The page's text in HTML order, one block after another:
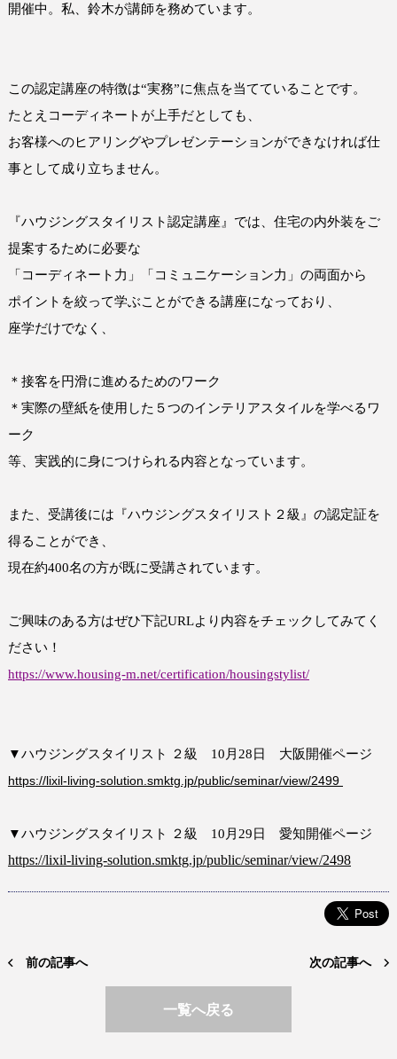
開催中。私、鈴木が講師を務めています。
この認定講座の特徴は“実務”に焦点を当てていることです。
たとえコーディネートが上手だとしても、
お客様へのヒアリングやプレゼンテーションができなければ仕
事として成り立ちません。
『ハウジングスタイリスト認定講座』では、住宅の内外装をご
提案するために必要な
「コーディネート力」「コミュニケーション力」の両面から
ポイントを絞って学ぶことができる講座になっており、
座学だけでなく、
＊接客を円滑に進めるためのワーク
＊実際の壁紙を使用した５つのインテリアスタイルを学べるワ
ーク
等、実践的に身につけられる内容となっています。
また、 受講後には『ハウジングスタイリスト２級』の認定証を
得ることができ、
現在約400名の方が既に受講されています。
ご興味のある方はぜひ下記URLより内容をチェックしてみてく
ださい！
https://www.housing-m.net/certification/housingstylist/
▼ハウジングスタイリスト ２級 10月28日 大阪開催ページ
https://lixil-living-solution.smktg.jp/public/seminar/view/2499
▼ハウジングスタイリスト ２級 10月29日 愛知開催ページ
https://lixil-living-solution.smktg.jp/public/seminar/view/2498
前の記事へ 次の記事へ
一覧へ戻る